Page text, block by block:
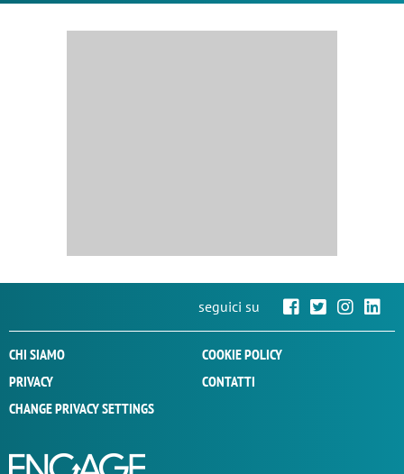
seguici su
CHI SIAMO
COOKIE POLICY
PRIVACY
CONTATTI
CHANGE PRIVACY SETTINGS